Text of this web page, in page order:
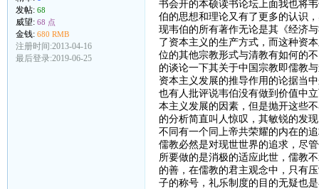
发帖: 68
威望: 68 点
金钱: 680 RMB
注册时间:2013-04-16
最后登录:2019-06-25
书会开的本硕读书论坛上面我也将
伯的思想和理论又有了更多的认识
现韦伯的所有著作无论是其《经济
了资本主义的生产方式，而这种资
位的其他宗教形式与清教有如何的
的谈论一下其关于中国宗教即儒教
资本主义发展的推导作用的论据当
也有人批评说韦伯没有做到价值中
本主义发展的因素，但是抛开这些
的分析简直叫人惊叹，其敏锐的发
不同有一个同上帝共荣耀的内在的
儒教必然是对现世世界的追求，尽
所要做的是消极的适应此世，儒教
的善，在儒教的君主观念中，只有
子的称号，礼乐制度的目的无疑也